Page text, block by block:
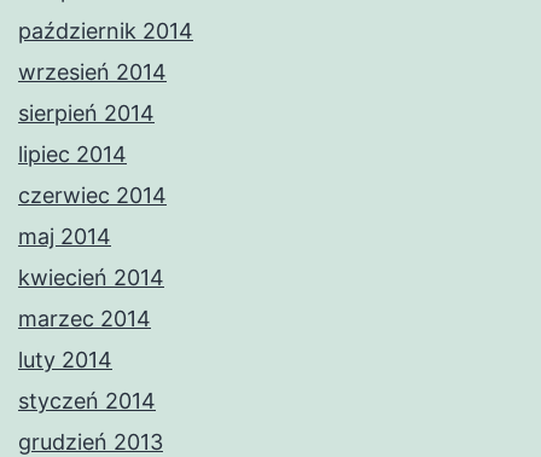
październik 2014
wrzesień 2014
sierpień 2014
lipiec 2014
czerwiec 2014
maj 2014
kwiecień 2014
marzec 2014
luty 2014
styczeń 2014
grudzień 2013